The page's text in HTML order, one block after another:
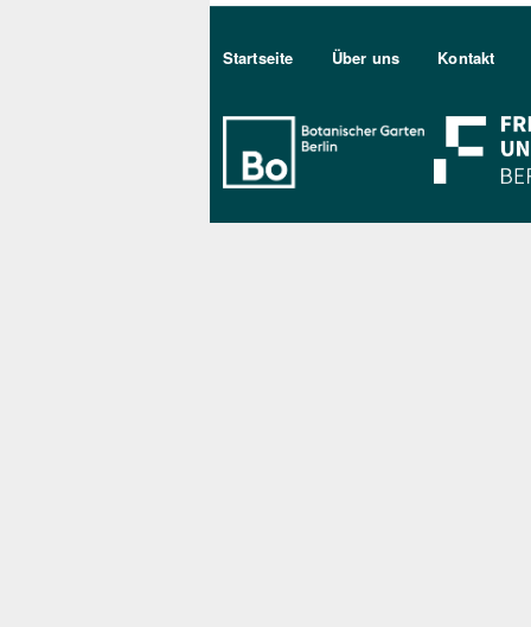
Sekundärmenu DE
Startseite Über uns Kontakt
Bo Berlin